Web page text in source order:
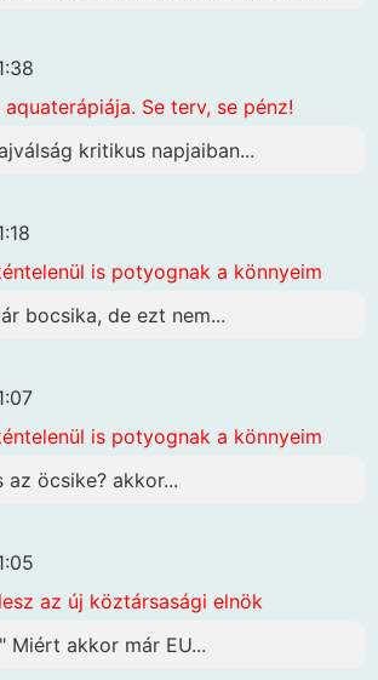
Se terv, se pénz!
kritikus napjaiban...
is potyognak a könnyeim
bocsika, de ezt nem...
is potyognak a könnyeim
az öcsike? akkor...
az új köztársasági elnök
Miért akkor már EU...